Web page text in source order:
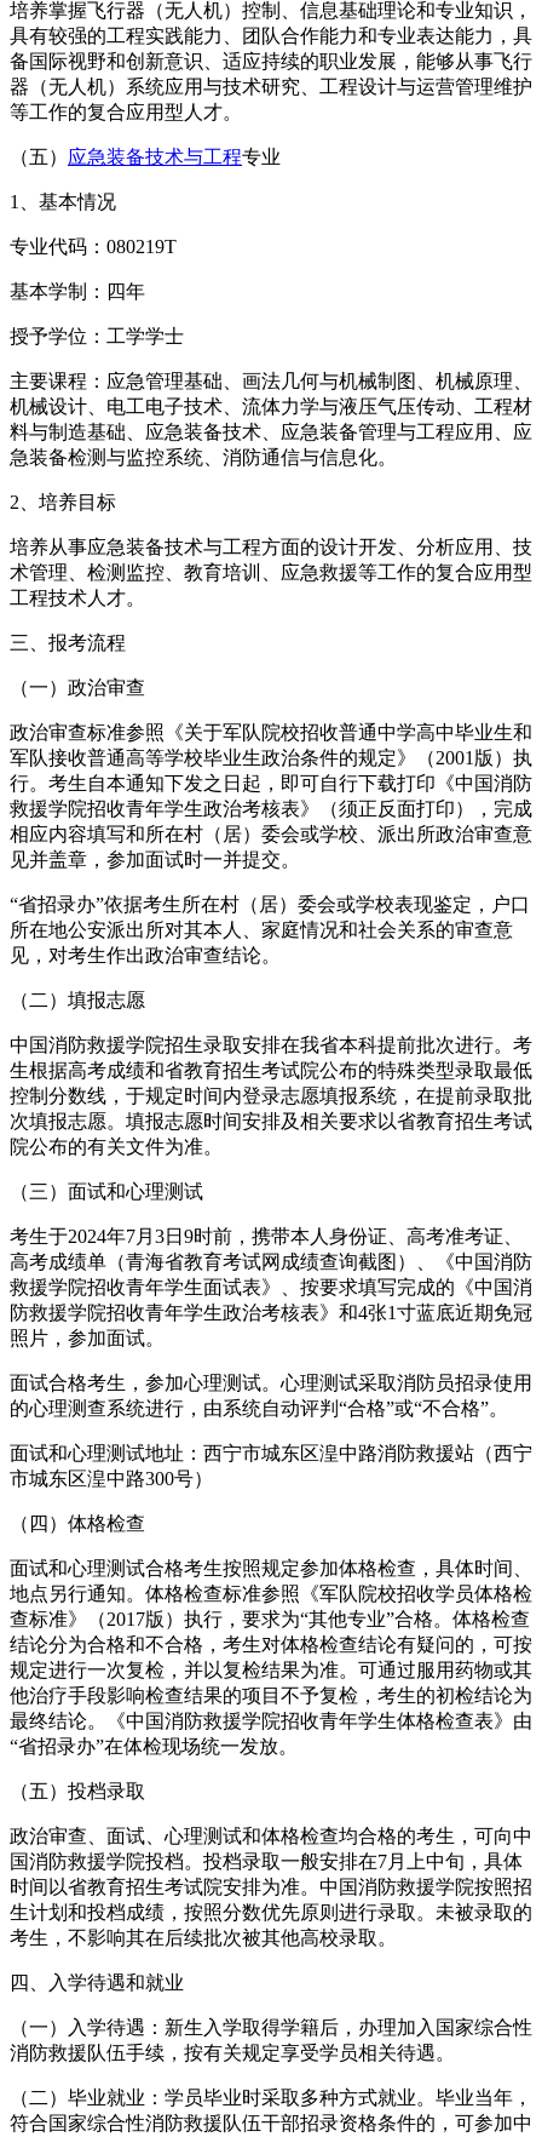
培养掌握飞行器（无人机）控制、信息基础理论和专业知识，
具有较强的工程实践能力、团队合作能力和专业表达能力，具
备国际视野和创新意识、适应持续的职业发展，能够从事飞行
器（无人机）系统应用与技术研究、工程设计与运营管理维护
等工作的复合应用型人才。
（五） 应急装备技术与工程专业
1、基本情况
专业代码：080219T
基本学制：四年
授予学位：工学学士
主要课程：应急管理基础、画法几何与机械制图、机械原理、
机械设计、电工电子技术、流体力学与液压气压传动、工程材
料与制造基础、应急装备技术、应急装备管理与工程应用、应
急装备检测与监控系统、消防通信与信息化。
2、培养目标
培养从事应急装备技术与工程方面的设计开发、分析应用、技
术管理、检测监控、教育培训、应急救援等工作的复合应用型
工程技术人才。
三、报考流程
（一）政治审查
政治审查标准参照《关于军队院校招收普通中学高中毕业生和
军队接收普通高等学校毕业生政治条件的规定》（2001版）执
行。考生自本通知下发之日起，即可自行下载打印《中国消防
救援学院招收青年学生政治考核表》（须正反面打印），完成
相应内容填写和所在村（居）委会或学校、派出所政治审查意
见并盖章，参加面试时一并提交。
“省招录办”依据考生所在村（居）委会或学校表现鉴定，户口
所在地公安派出所对其本人、家庭情况和社会关系的审查意
见，对考生作出政治审查结论。
（二）填报志愿
中国消防救援学院招生录取安排在我省本科提前批次进行。考
生根据高考成绩和省教育招生考试院公布的特殊类型录取最低
控制分数线，于规定时间内登录志愿填报系统，在提前录取批
次填报志愿。填报志愿时间安排及相关要求以省教育招生考试
院公布的有关文件为准。
（三）面试和心理测试
考生于2024年7月3日9时前，携带本人身份证、高考准考证、
高考成绩单（青海省教育考试网成绩查询截图）、《中国消防
救援学院招收青年学生面试表》、按要求填写完成的《中国消
防救援学院招收青年学生政治考核表》和4张1寸蓝底近期免冠
照片，参加面试。
面试合格考生，参加心理测试。心理测试采取消防员招录使用
的心理测查系统进行，由系统自动评判“合格”或“不合格”。
面试和心理测试地址：西宁市城东区湟中路消防救援站（西宁
市城东区湟中路300号）
（四）体格检查
面试和心理测试合格考生按照规定参加体格检查，具体时间、
地点另行通知。体格检查标准参照《军队院校招收学员体格检
查标准》（2017版）执行，要求为“其他专业”合格。体格检查
结论分为合格和不合格，考生对体格检查结论有疑问的，可按
规定进行一次复检，并以复检结果为准。可通过服用药物或其
他治疗手段影响检查结果的项目不予复检，考生的初检结论为
最终结论。《中国消防救援学院招收青年学生体格检查表》由
“省招录办”在体检现场统一发放。
（五）投档录取
政治审查、面试、心理测试和体格检查均合格的考生，可向中
国消防救援学院投档。投档录取一般安排在7月上中旬，具体
时间以省教育招生考试院安排为准。中国消防救援学院按照招
生计划和投档成绩，按照分数优先原则进行录取。未被录取的
考生，不影响其在后续批次被其他高校录取。
四、入学待遇和就业
（一）入学待遇：新生入学取得学籍后，办理加入国家综合性
消防救援队伍手续，按有关规定享受学员相关待遇。
（二）毕业就业：学员毕业时采取多种方式就业。毕业当年，
符合国家综合性消防救援队伍干部招录资格条件的，可参加中